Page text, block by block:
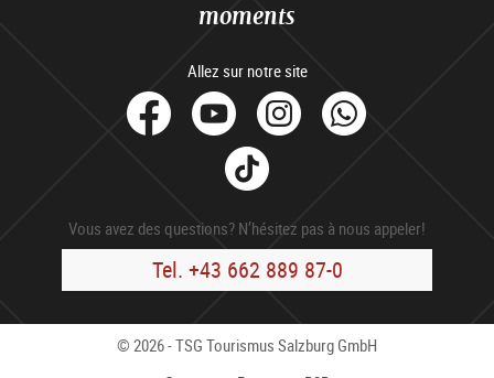
moments
Allez sur notre site
facebook
YoutubeInstagram
Tik
Tok
Vous avez des questions? N’hésitez pas à nous appeler!
Tel. +43 662 889 87-0
© 2026 - TSG Tourismus Salzburg GmbH